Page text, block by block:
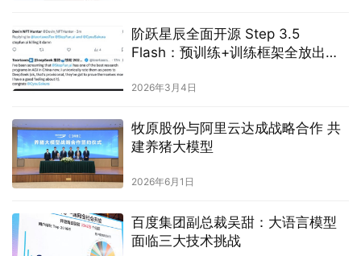
阶跃星辰全面开源 Step 3.5
Flash：预训练+训练框架全放出，
2026年3月4日
牧原股份与阿里云达成战略合作 共
建养猪大模型
2026年6月1日
百度集团副总裁吴甜：大语言模型
面临三大技术挑战